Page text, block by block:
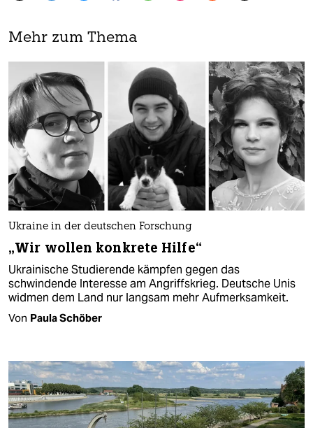
Mehr zum Thema
Ukraine in der deutschen Forschung
„Wir wollen konkrete Hilfe“
Ukrainische Studierende kämpfen gegen das
schwindende Interesse am Angriffskrieg. Deutsche Unis
widmen dem Land nur langsam mehr Aufmerksamkeit.
Von Paula Schöber